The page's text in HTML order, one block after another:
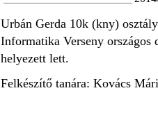
Urbán Gerda 10k (kny)
Informatika Verseny országos
helyezett lett.
Felkészítő tanára: Kovács